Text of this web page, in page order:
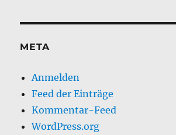
META
Anmelden
Feed der Einträge
Kommentar-Feed
WordPress.org